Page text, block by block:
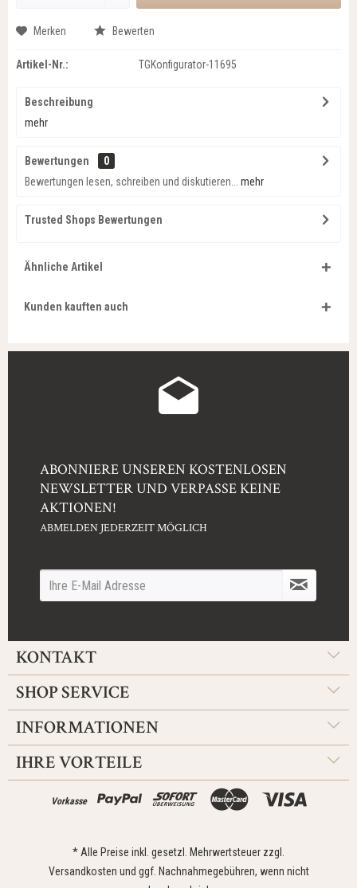
Merken Bewerten
Artikel-Nr.: TGKonfigurator-11695
Beschreibung
mehr
Bewertungen
0
Bewertungen lesen, schreiben und diskutieren...
mehr
Trusted Shops Bewertungen
Ähnliche Artikel
Kunden kauften auch
ABONNIERE UNSEREN KOSTENLOSEN
NEWSLETTER UND VERPASSE KEINE
AKTIONEN!
ABMELDEN JEDERZEIT MÖGLICH
KONTAKT
SHOP SERVICE
INFORMATIONEN
IHRE VORTEILE
Vorkasse
* Alle Preise inkl. gesetzl. Mehrwertsteuer zzgl.
Versandkosten und ggf. Nachnahmegebühren, wenn nicht